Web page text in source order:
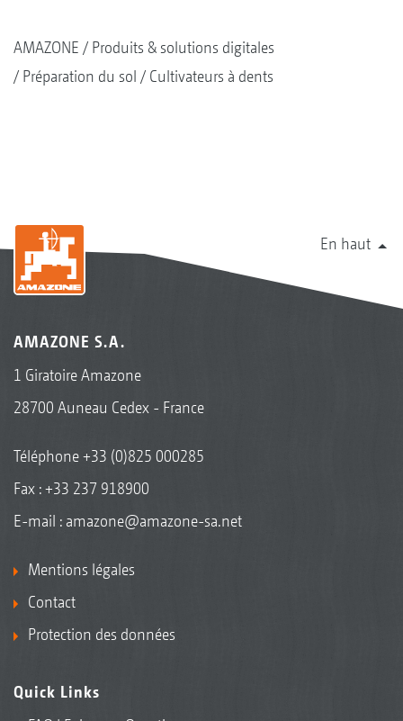
AMAZONE
Produits & solutions digitales
Préparation du sol
Cultivateurs à dents
En haut
AMAZONE S.A.
1 Giratoire Amazone
28700 Auneau Cedex - France
Téléphone+33 (0)825 000285
Fax : +33 237 918900
E-mail : amazone@amazone-sa.net
Mentions légales
Contact
Protection des données
Quick Links